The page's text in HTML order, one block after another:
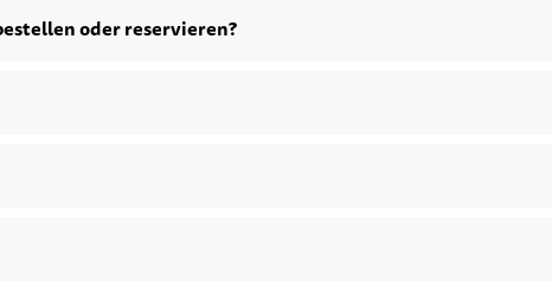
oder reservieren?